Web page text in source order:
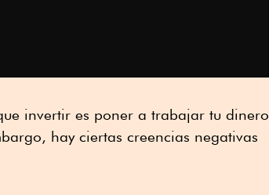
invertir es poner a trabajar tu dinero
hay ciertas creencias negativas